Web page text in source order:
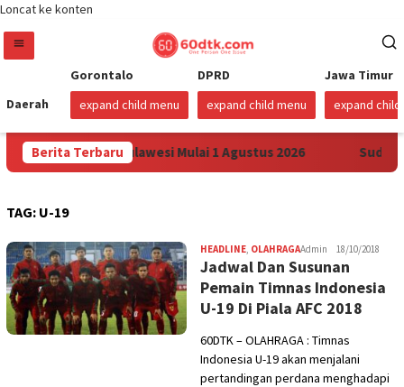
Loncat ke konten
Daerah
Gorontalo
expand child menu
DPRD
expand child menu
Jawa Timur
expand child
Berita Terbaru
Pertamax di Sulawesi Mulai 1 Agustus 2026 Sudah
TAG: U-19
HEADLINE, OLAHRAGAAdmin 18/10/2018
Jadwal Dan Susunan
Pemain Timnas Indonesia
U-19 Di Piala AFC 2018
60DTK – OLAHRAGA : Timnas
Indonesia U-19 akan menjalani
pertandingan perdana menghadapi